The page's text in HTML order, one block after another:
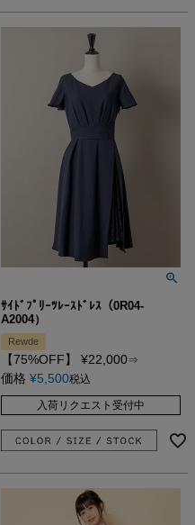
ｻｲﾄﾞﾌﾟﾘｰﾂﾚｰｽﾄﾞﾚｽ（0R04-
A2004）
Rewde
【75%OFF】 ¥22,000⇒
価格 ¥5,500税込
入荷リクエスト受付中